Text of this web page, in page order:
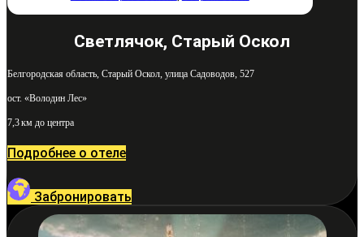
Светлячок, Старый Оскол
Белгородская область, Старый Оскол, улица Садоводов, 527
ост. «Володин Лес»
7,3 км до центра
Подробнее о отеле
Забронировать